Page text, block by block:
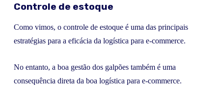
Controle de estoque
Como vimos, o controle de estoque é uma das principais
estratégias para a eficácia da logística para e-commerce.
No entanto, a boa gestão dos galpões também é uma
consequência direta da boa logística para e-commerce.